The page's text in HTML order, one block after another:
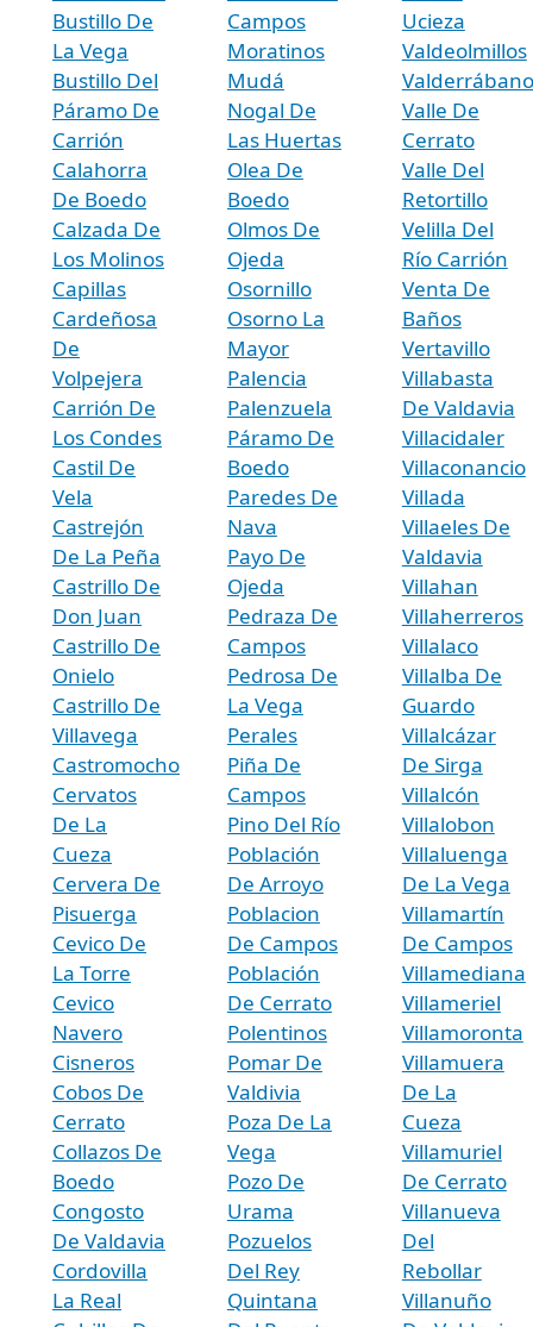
Bustillo De
La Vega
Bustillo Del
Páramo De
Carrión
Calahorra
De Boedo
Calzada De
Los Molinos
Capillas
Cardeñosa
De
Volpejera
Carrión De
Los Condes
Castil De
Vela
Castrejón
De La Peña
Castrillo De
Don Juan
Castrillo De
Onielo
Castrillo De
Villavega
Castromocho
Cervatos
De La
Cueza
Cervera De
Pisuerga
Cevico De
La Torre
Cevico
Navero
Cisneros
Cobos De
Cerrato
Collazos De
Boedo
Congosto
De Valdavia
Cordovilla
La Real
Campos
Moratinos
Mudá
Nogal De
Las Huertas
Olea De
Boedo
Olmos De
Ojeda
Osornillo
Osorno La
Mayor
Palencia
Palenzuela
Páramo De
Boedo
Paredes De
Nava
Payo De
Ojeda
Pedraza De
Campos
Pedrosa De
La Vega
Perales
Piña De
Campos
Pino Del Río
Población
De Arroyo
Poblacion
De Campos
Población
De Cerrato
Polentinos
Pomar De
Valdivia
Poza De La
Vega
Pozo De
Urama
Pozuelos
Del Rey
Quintana
Ucieza
Valdeolmillos
Valderrábano
Valle De
Cerrato
Valle Del
Retortillo
Velilla Del
Río Carrión
Venta De
Baños
Vertavillo
Villabasta
De Valdavia
Villacidaler
Villaconancio
Villada
Villaeles De
Valdavia
Villahan
Villaherreros
Villalaco
Villalba De
Guardo
Villalcázar
De Sirga
Villalcón
Villalobon
Villaluenga
De La Vega
Villamartín
De Campos
Villamediana
Villameriel
Villamoronta
Villamuera
De La
Cueza
Villamuriel
De Cerrato
Villanueva
Del
Rebollar
Villanuño